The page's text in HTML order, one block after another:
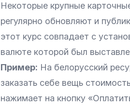
Некоторые крупные
регулярно обновляют и
этот курс совпадает с
валюте которой был
Пример: На белорусский
заказать себе вещь
нажимает на кнопку